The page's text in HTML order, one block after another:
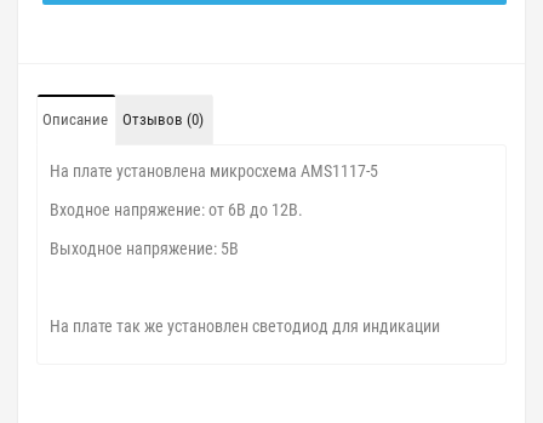
Описание Отзывов (0)
На плате установлена микросхема AMS1117-5
Входное напряжение: от 6В до 12В.
Выходное напряжение: 5В
На плате так же установлен светодиод для индикации